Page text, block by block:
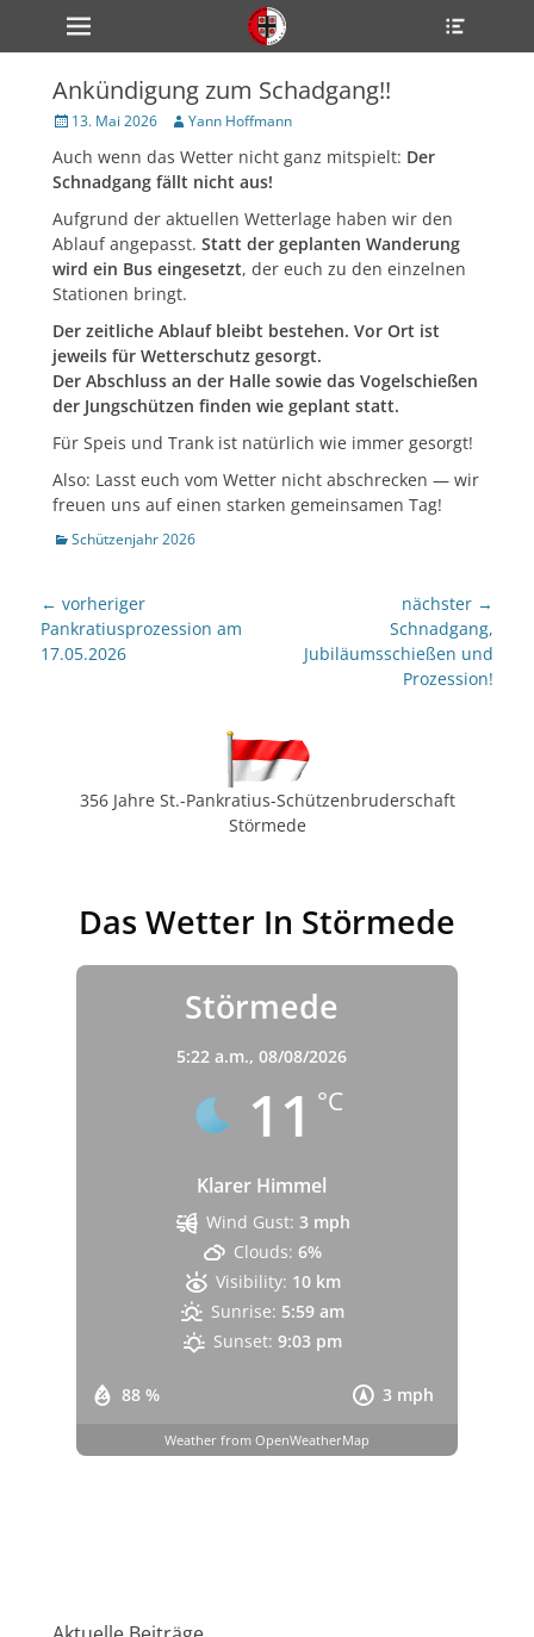
zum
Inhalt
Primärmenü
Ankündigung zum Schadgang!!
Veröffentlicht
13. Mai 2026 Author
Yann Hoffmann
Auch wenn das Wetter nicht ganz mitspielt: Der
Schnadgang fällt nicht aus!
Aufgrund der aktuellen Wetterlage haben wir den
Ablauf angepasst. Statt der geplanten Wanderung
wird ein Bus eingesetzt, der euch zu den einzelnen
Stationen bringt.
Der zeitliche Ablauf bleibt bestehen. Vor Ort ist
jeweils für Wetterschutz gesorgt.
Der Abschluss an der Halle sowie das Vogelschießen
der Jungschützen finden wie geplant statt.
Für Speis und Trank ist natürlich wie immer gesorgt!
Also: Lasst euch vom Wetter nicht abschrecken — wir
freuen uns auf einen starken gemeinsamen Tag!
Kategorien
Schützenjahr 2026
Beitragsnavigation
← vorheriger
Vorheriger
Beitrag:
Pankratiusprozession am
17.05.2026
nächster →
Beitrag:
Schnadgang,
Jubiläumsschießen und
Prozession!
356 Jahre St.-Pankratius-Schützenbruderschaft
Störmede
Das Wetter In Störmede
Störmede
5:22 a.m., 08/08/2026
11 °C
Klarer Himmel
88 % 3 mph
Wind Gust: 3 mph
Clouds: 6%
Visibility: 10 km
Sunrise: 5:59 am
Sunset: 9:03 pm
Weather from OpenWeatherMap